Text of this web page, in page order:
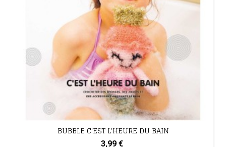
BUBBLE C'EST L'HEURE DU BAIN
3,99 €